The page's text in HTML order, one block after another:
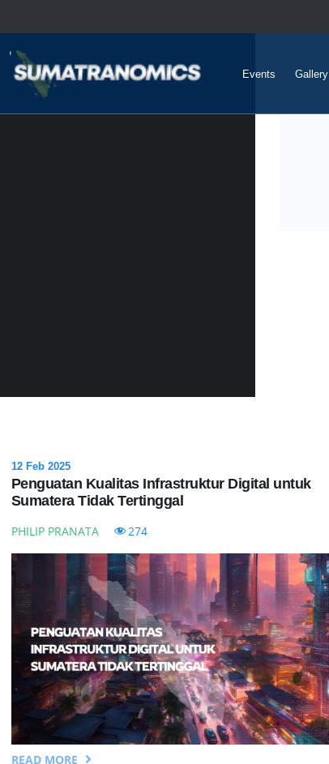
Events Gallery
12 Feb 2025
Penguatan Kualitas Infrastruktur Digital untuk
Sumatera Tidak Tertinggal
PHILIP PRANATA 274
READ MORE